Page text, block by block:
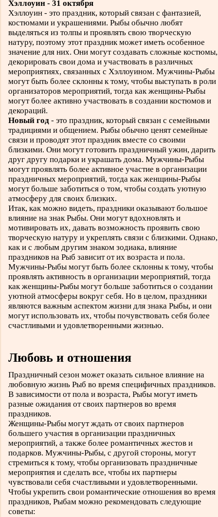
Хэллоуин - 31 октября
Хэллоуин - это праздник, который связан с фантазией,
костюмами и украшениями. Рыбы обычно любят
выделяться из толпы и проявлять свою творческую
натуру, поэтому этот праздник может иметь особенное
значение для них. Они могут создавать сложные костюмы,
декорировать свои дома и участвовать в различных
мероприятиях, связанных с Хэллоуином. Мужчины-Рыбы
могут быть более склонны к тому, чтобы выступать в роли
организаторов мероприятий, тогда как женщины-Рыбы
могут более активно участвовать в создании костюмов и
декораций.
Новый год - это праздник, который связан с семейными
традициями и общением. Рыбы обычно ценят семейные
связи и проводят этот праздник вместе со своими
близкими. Они могут готовить праздничный ужин, дарить
друг другу подарки и украшать дома. Мужчины-Рыбы
могут проявлять более активное участие в организации
праздничных мероприятий, тогда как женщины-Рыбы
могут больше заботиться о том, чтобы создать уютную
атмосферу для своих близких.
Итак, как можно видеть, праздники оказывают большое
влияние на знак Рыбы. Они могут вдохновлять и
мотивировать их, давать возможность проявить свою
творческую натуру и укреплять связи с близкими. Однако,
как и с любым другим знаком зодиака, влияние
праздников на Рыб зависит от их возраста и пола.
Мужчины-Рыбы могут быть более склонны к тому, чтобы
проявлять активность в организации мероприятий, тогда
как женщины-Рыбы могут больше заботиться о создании
уютной атмосферы вокруг себя. Но в целом, праздники
являются важным аспектом жизни для знака Рыбы, и они
могут использовать их, чтобы почувствовать себя более
счастливыми и удовлетворенными жизнью.
Любовь и отношения
Праздничный сезон может оказать сильное влияние на
любовную жизнь Рыб во время специфичных праздников.
В зависимости от пола и возраста, Рыбы могут иметь
разные ожидания от своих партнеров во время
праздников.
Женщины-Рыбы могут ждать от своих партнеров
большего участия в организации праздничных
мероприятий, а также более романтичных жестов и
подарков. Мужчины-Рыбы, с другой стороны, могут
стремиться к тому, чтобы организовать праздничные
мероприятия и сделать все, чтобы их партнеры
чувствовали себя счастливыми и удовлетворенными.
Чтобы укрепить свои романтические отношения во время
праздников, Рыбам можно рекомендовать следующие
советы: